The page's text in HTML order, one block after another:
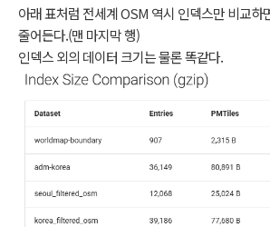
아래 표처럼 전세계 OSM 역시 인덱스만 비교하
줄어든다.(맨 마지막 행)
인덱스 외의 데이터 크기는 물론 똑같다.